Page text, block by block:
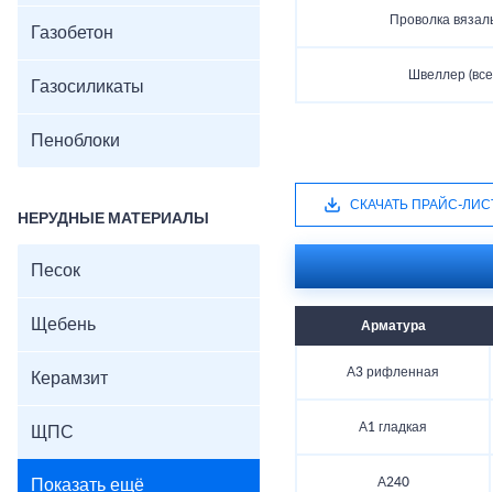
Газобетон
Газосиликаты
Пеноблоки
НЕРУДНЫЕ МАТЕРИАЛЫ
Песок
Щебень
Керамзит
ЩПС
Показать ещё
Проволка
Швеллер
СКАЧАТЬ ПРАЙС-
Арматура
А3 рифленная
А1 гладкая
А240